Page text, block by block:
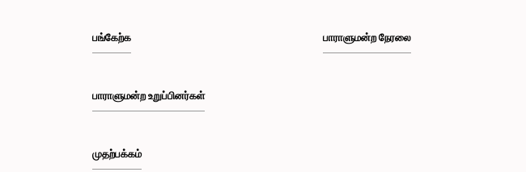
பங்கேற்க
பாராளுமன்ற உறுப்பினர்கள்
முதற்பக்கம்
பாராளுமன்ற நேரலை